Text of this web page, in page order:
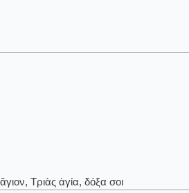
Τριὰς ἁγία, δόξα σοι